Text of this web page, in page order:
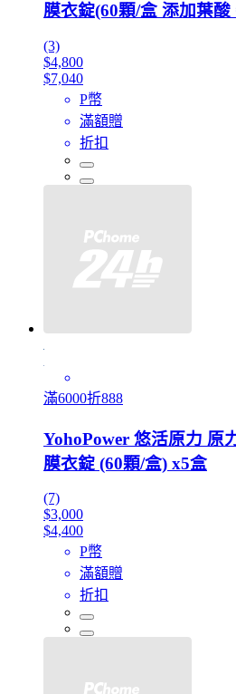
膜衣錠(60顆/盒 添加葉
(3)
$4,800
$7,040
P幣
滿額贈
折扣
滿6000折888
YohoPower 悠活原力 原
膜衣錠 (60顆/盒) x5盒
(7)
$3,000
$4,400
P幣
滿額贈
折扣